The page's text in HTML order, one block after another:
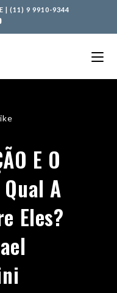
| (11) 9 9910-9344
E O
A
Eles?